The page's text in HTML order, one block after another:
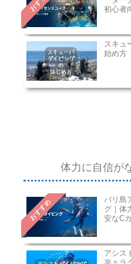
初心者
スキュ
始め方
体力に自信が
おすすめ
バリ島
グ｜体
安なC
アシス